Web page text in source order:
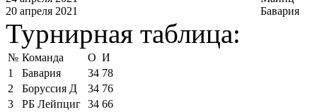
20 апреля 2021
Бавария
Турнирная таблица:
№ Команда О И
1
Бавария 34 78
2
Боруссия Д 34 76
3
РБ Лейпциг 34 66